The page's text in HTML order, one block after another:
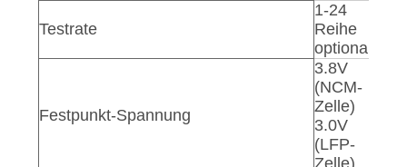
Testrate
1-24
Reihe
optional
Festpunkt-Spannung
3.8V
(NCM-
Zelle)
3.0V
(LFP-